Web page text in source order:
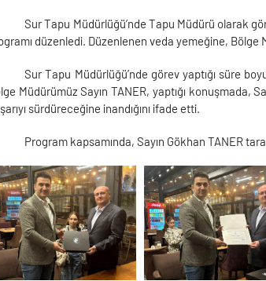
Sur Tapu Müdürlüğü’nde Tapu Müdürü olarak
düzenledi. Düzenlenen veda yemeğine,
Sur Tapu Müdürlüğü’nde görev yaptığı süre
Müdürümüz Sayın TANER, yaptığı konuşmada,
sürdüreceğine inandığını ifade etti.
Program kapsamında, Sayın Gökhan TANER